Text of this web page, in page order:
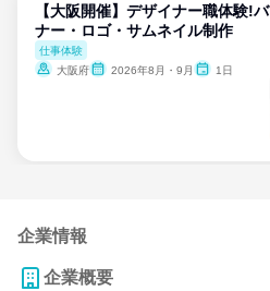
【大阪開催】デザイナー職体験!バ
ナー・ロゴ・サムネイル制作
仕事体験
大阪府
2026年8月・9月 1日
企業情報
企業概要